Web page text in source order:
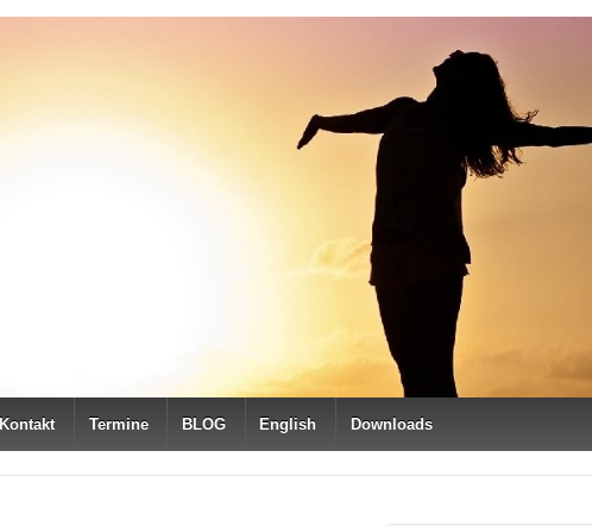
Kontakt Termine BLOG English Downloads